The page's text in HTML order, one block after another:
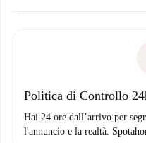
Domiciliazione
solo se non segnali
Politica di Controllo
Hai 24 ore dall’arrivo per
l'annuncio e la realtà.